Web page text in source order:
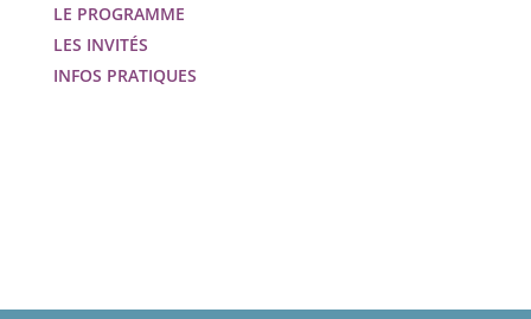
LE PROGRAMME
LES INVITÉS
INFOS PRATIQUES